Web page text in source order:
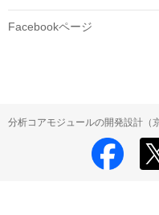
Facebookページ
分析コアモジュールの開発設計（